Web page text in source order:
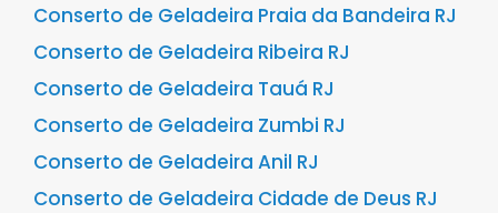
Conserto de Geladeira Praia da Bandeira RJ
Conserto de Geladeira Ribeira RJ
Conserto de Geladeira Tauá RJ
Conserto de Geladeira Zumbi RJ
Conserto de Geladeira Anil RJ
Conserto de Geladeira Cidade de Deus RJ